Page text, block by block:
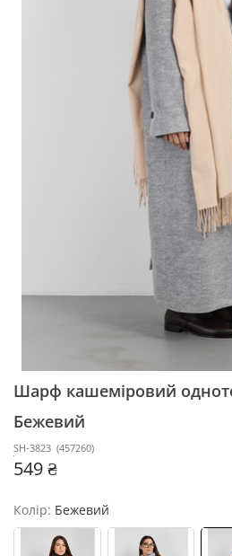
Шарф кашеміровий
Бежевий
SH-3823 (457260)
549 ₴
Колір: Бежевий